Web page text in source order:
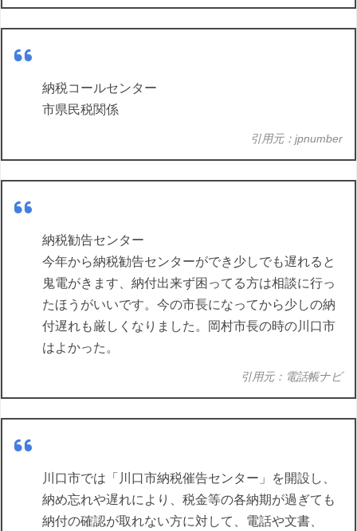
納税コールセンター
市県民税関係
引用元：jpnumber
納税勧告センター
今年から納税勧告センターができ少しでも遅れると
鬼電がきます、納付出来ず困ってる方は相談に行っ
たほうがいいです。今の市長になってから少しの納
付遅れも厳しくなりました。岡村市長の時の川口市
はよかった。
引用元：電話帳ナビ
川口市では「川口市納税催告センター」を開設し、
納め忘れや遅れにより、税金等の各納期が過ぎても
納付の確認が取れない方に対して、電話や文書、